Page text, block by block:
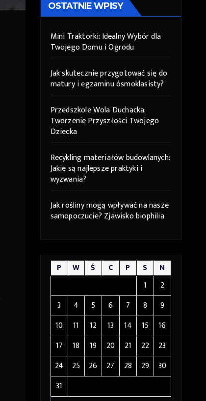
OSTATNIE WPISY
Mini Traktorki: Idealny Wybór dla
Twojego Domu i Ogrodu
Jak skutecznie przygotować się do
matury i egzaminu ósmoklasisty?
Przedszkole Wola Duchacka:
Tworzenie Przyszłości Twojego
Dziecka
Recykling materiałów budowlanych:
Jakie są najlepsze praktyki i
wyzwania?
Jak rośliny mogą wpływać na nasze
samopoczucie? Zjawisko biophilia
P W Ś C P S
N
1
2
3
4 5 6 7 8
9
10
11 12 13 14 15
16
17
18 19 20 21 22
23
24
25 26 27 28 29
30
31